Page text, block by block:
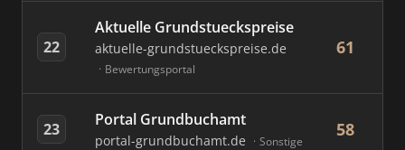
22
Aktuelle Grundstueckspreise
aktuelle-grundstueckspreise.de
Bewertungsportal
61
23 Portal Grundbuchamt
portal-grundbuchamt.de Sonstige
58